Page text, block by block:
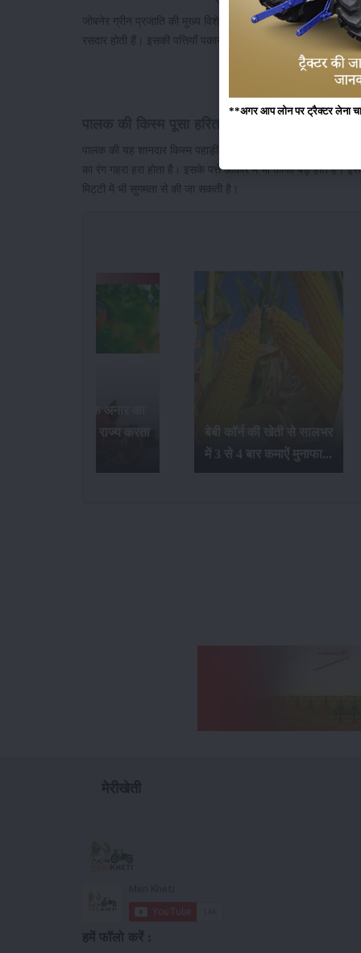
जोबनेर ग्रीन प्रजाति की मुख्य विशेषता यह है, कि इसे अम्लीय मृदा में
रसदार होती हैं। इसकी पत्तियाँ पकाने पर बड़ी आसानी से गल जाती हैं।
पालक की यह शानदार किस्म पहाड़ी इलाकों के लिए उपयुक्त होती है।
का रंग गहरा हरा होता है। इसके पत्ते आकार में भी काफी बड़े होते हैं।
मिट्टी में भी सुगमता से की जा सकती है।
भारत में सर्वाधिक अनार का
उत्पादन कौन-सा राज्य करता
बेबी कॉर्न की खेती से सालभर
में 3 से 4 बार कमाऐं मुनाफा...
**अगर आप लोन पर ट्रैक्टर लेना